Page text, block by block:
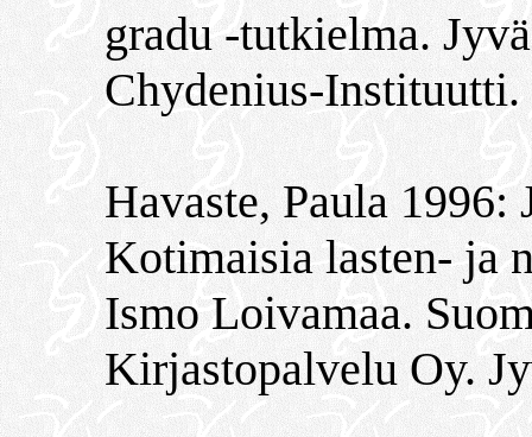
gradu -tutkielma.
Chydenius-
Havaste, Paula 1996:
Kotimaisia lasten- ja
Ismo Loivamaa.
Kirjastopalvelu Oy.